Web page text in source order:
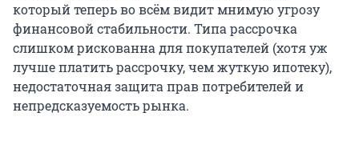
который теперь во всём видит мнимую угрозу
финансовой стабильности. Типа рассрочка
слишком рискованна для покупателей (хотя уж
лучше платить рассрочку, чем жуткую ипотеку),
недостаточная защита прав потребителей и
непредсказуемость рынка.